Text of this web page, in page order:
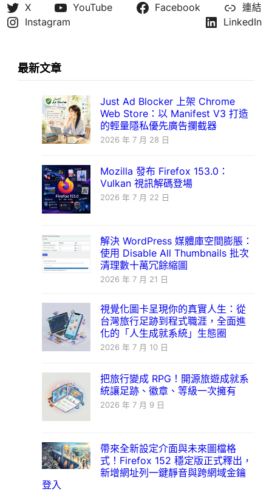
X YouTube Facebook
連結
Instagram
LinkedIn
最新文章
Just Ad Blocker 上架 Chrome
Web Store：以 Manifest V3 打造
的輕量隱私優先廣告攔截器
2026 年 7 月 28 日
Mozilla 發布 Firefox 153.0：
Vulkan 視訊解碼登場
2026 年 7 月 22 日
解決 WordPress 媒體庫空間膨脹：
使用 Disable All Thumbnails 批次
清理數十萬冗餘縮圖
2026 年 7 月 21 日
視覺化圖卡呈現你的真實人生：從
台灣旅行足跡到程式職涯，全面進
化的「人生成就系統」生態圈
2026 年 7 月 10 日
把旅行變成 RPG！開源旅遊成就系
統讓足跡、徽章、等級一次擁有
2026 年 7 月 9 日
帶來全新設定介面與未來圖檔格
式！Firefox 152 穩定版正式釋出，
新增網址列一鍵靜音與跨網域金鑰
登入